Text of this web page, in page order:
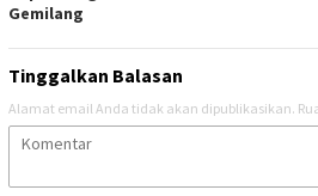
Gemilang
Tinggalkan Balasan
Alamat email Anda tidak akan dipublikasikan.